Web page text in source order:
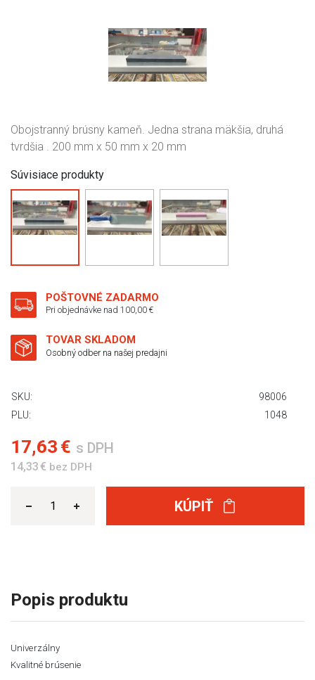
Obojstranný brúsny kameň. Jedna strana mäkšia, druhá
tvrdšia . 200 mm x 50 mm x 20 mm
Súvisiace produkty
POŠTOVNÉ ZADARMO
Pri objednávke nad 100,00 €
TOVAR SKLADOM
Osobný odber na našej predajni
SKU:
98006
PLU:
1048
17,63 € s DPH
14,33 € bez DPH
KÚPIŤ
Popis produktu
Univerzálny
Kvalitné brúsenie